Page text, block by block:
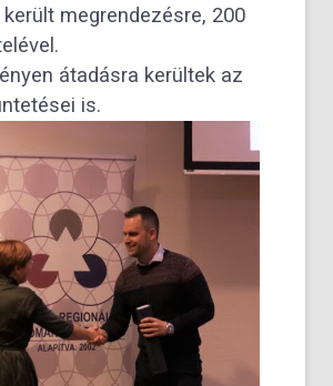
került megrendezésre, 200
átadásra kerültek az
is.